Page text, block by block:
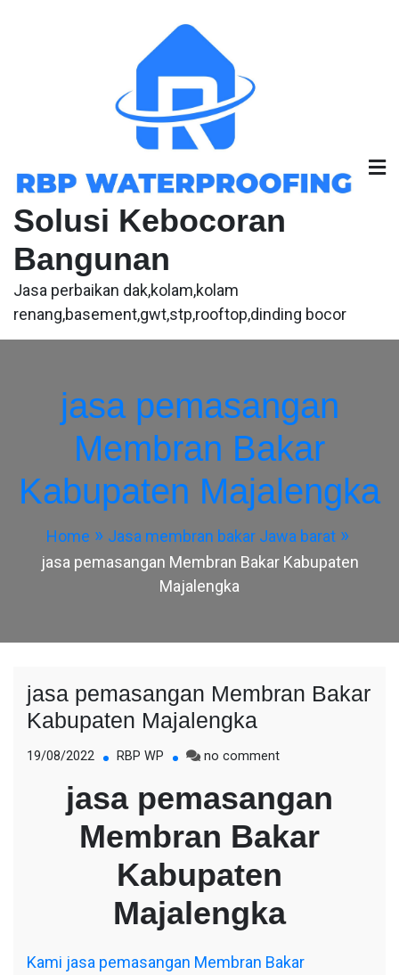
Solusi Kebocoran
Bangunan
Jasa perbaikan dak,kolam,kolam
renang,basement,gwt,stp,rooftop,dinding bocor
jasa pemasangan
Membran Bakar
Kabupaten Majalengka
Home
Jasa membran bakar Jawa barat
jasa pemasangan Membran Bakar Kabupaten
Majalengka
jasa pemasangan Membran Bakar
Kabupaten Majalengka
19/08/2022 RBP WP no commenton
pemasangan
Membran
Bakar
Kabupaten
Majalengka
jasa pemasangan
Membran Bakar
Kabupaten
Majalengka
Kami jasa pemasangan Membran Bakar